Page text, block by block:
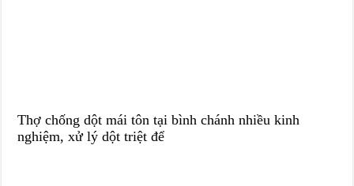
Thợ chống dột mái tôn tại bình chánh nhiều kinh
nghiệm, xử lý dột triệt để